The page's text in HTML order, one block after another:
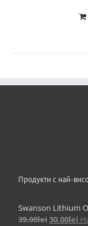
Продукти с най-
Swanson Lithium
39.00lei30.00lei